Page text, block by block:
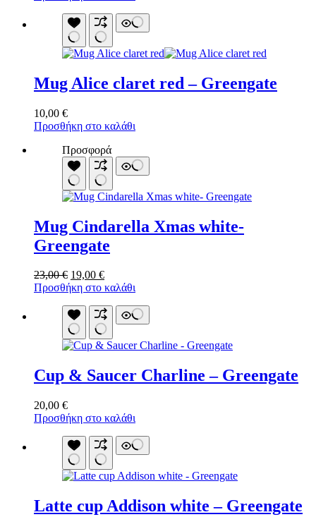
Mug Alice claret red – Greengate
10,00 €
Προσθήκη στο καλάθι
Προσφορά
Mug Cindarella Xmas white-
Greengate
23,00€ Original
price
23,00 €.
19,00 €Η
τρέχουσα
είναι:
19,00 €.
Προσθήκη στο καλάθι
Cup & Saucer Charline – Greengate
20,00 €
Προσθήκη στο καλάθι
Latte cup Addison white – Greengate